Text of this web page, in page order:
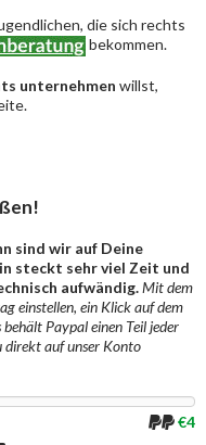
die sich rechts
bekommen.
unternehmen willst,
sind wir auf Deine
steckt sehr viel Zeit und
aufwändig.Mit dem
einstellen, ein Klick auf dem
Paypal einen Teil jeder
direkt auf unser Konto
€4